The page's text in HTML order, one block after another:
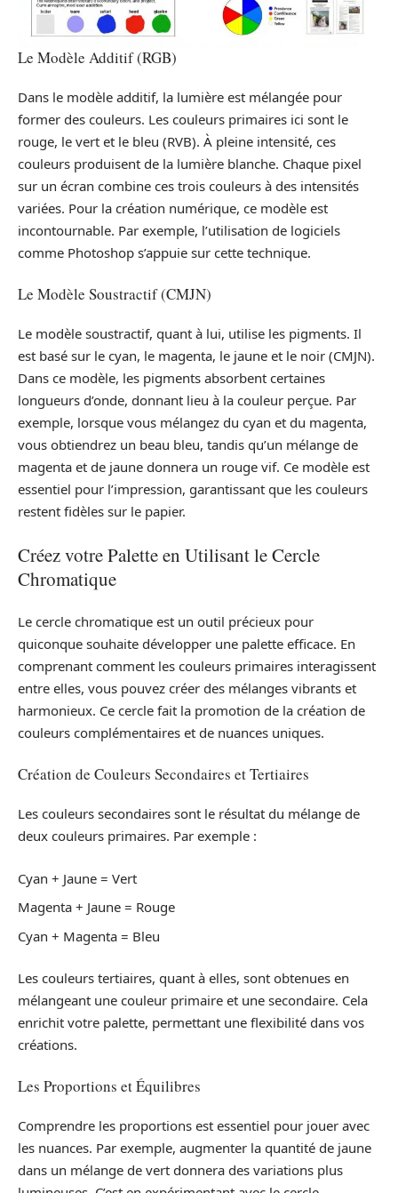
Le Modèle Additif (RGB)
Dans le modèle additif, la lumière est mélangée pour
former des couleurs. Les couleurs primaires ici sont le
rouge, le vert et le bleu (RVB). À pleine intensité, ces
couleurs produisent de la lumière blanche. Chaque pixel
sur un écran combine ces trois couleurs à des intensités
variées. Pour la création numérique, ce modèle est
incontournable. Par exemple, l’utilisation de logiciels
comme Photoshop s’appuie sur cette technique.
Le Modèle Soustractif (CMJN)
Le modèle soustractif, quant à lui, utilise les pigments. Il
est basé sur le cyan, le magenta, le jaune et le noir (CMJN).
Dans ce modèle, les pigments absorbent certaines
longueurs d’onde, donnant lieu à la couleur perçue. Par
exemple, lorsque vous mélangez du cyan et du magenta,
vous obtiendrez un beau bleu, tandis qu’un mélange de
magenta et de jaune donnera un rouge vif. Ce modèle est
essentiel pour l’impression, garantissant que les couleurs
restent fidèles sur le papier.
Créez votre Palette en Utilisant le Cercle
Chromatique
Le cercle chromatique est un outil précieux pour
quiconque souhaite développer une palette efficace. En
comprenant comment les couleurs primaires interagissent
entre elles, vous pouvez créer des mélanges vibrants et
harmonieux. Ce cercle fait la promotion de la création de
couleurs complémentaires et de nuances uniques.
Création de Couleurs Secondaires et Tertiaires
Les couleurs secondaires sont le résultat du mélange de
deux couleurs primaires. Par exemple :
Cyan + Jaune = Vert
Magenta + Jaune = Rouge
Cyan + Magenta = Bleu
Les couleurs tertiaires, quant à elles, sont obtenues en
mélangeant une couleur primaire et une secondaire. Cela
enrichit votre palette, permettant une flexibilité dans vos
créations.
Les Proportions et Équilibres
Comprendre les proportions est essentiel pour jouer avec
les nuances. Par exemple, augmenter la quantité de jaune
dans un mélange de vert donnera des variations plus